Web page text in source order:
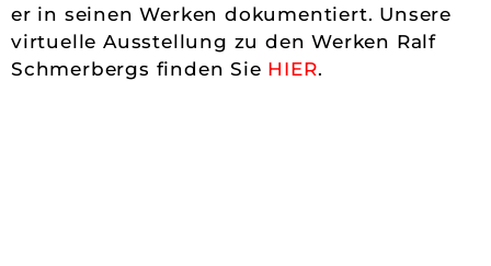
er in seinen Werken dokumentiert. Unsere
virtuelle Ausstellung zu den Werken Ralf
Schmerbergs finden Sie HIER.